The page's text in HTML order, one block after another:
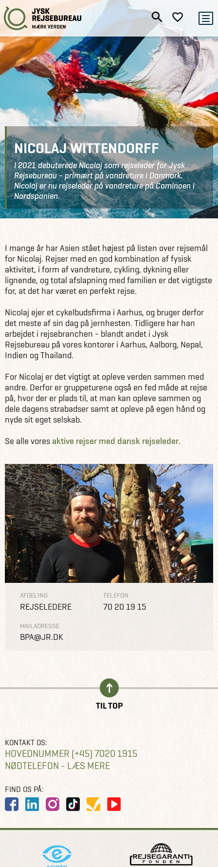
NICOLAJ WITTENDORFF
I 2021 debuterede Nicolaj som rejseleder for Jysk
Rejsebureau - primært på vandreture i Danmark.
Nicolaj er nu rejseleder på vandreture på Caminoen i
Nordspanien.
I mange år har Asien stået højest på listen over rejsemål
for Nicolaj. Rejser med en god kombination af fysisk
aktivitet, i form af vandreture, cykling, dykning eller
lignende, og total afslapning med familien er det vigtigste
for, at det har været en perfekt rejse.
Nicolaj ejer et cykelbudsfirma i Aarhus, og bruger derfor
det meste af sin dag på jernhesten. Tidligere har han
arbejdet i rejsebranchen - blandt andet i Jysk
Rejsebureau på vores kontorer i Aarhus, Aalborg, Nepal,
Indien og Thailand.
For Nicolaj er det vigtigt at opleve verden sammen med
andre. Derfor er gruppeturene også en fed måde at rejse
på, hvor der er plads til, at man kan opleve sammen og
dele dagens strabadser samt at opleve på egen hånd og
nyde sit eget selskab.
Se alle voresaktive rejser med dansk rejseleder.
AFDELING
REJSELEDERE
TELEFON
70 20 19 15
MAILADRESSE
BPA@JR.DK
TIL TOP
KONTAKT OS:
HOVEDNUMMER (+45) 7020 1915
NØDTELEFON - LÆS MERE
FIND OS PÅ: